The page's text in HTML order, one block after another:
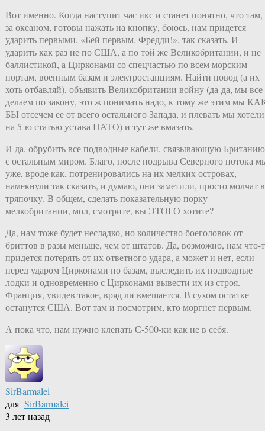
Вот именно. Когда наступит час икс и станет понятно, что там,
за океаном, готовы нажать на кнопку, боюсь, нам придется
ударить первыми. «Бей первым, Фредди!», так сказать. И
ударить как раз не по США, а по той же Великобритании, и не
баллистикой, а Цирконами со спецчастью по всем морским
портам, военным базам и электростанциям. Найти повод (а их
хоть отбавляй), объявить Великобритании войну (да-да, мы все
делаем по закону, это ж понимать надо, к тому же этим мы
БЫ отсечем ее от всего остального Запада, и плевать мы хотели
на 5-ю статью устава НАТО) и тут же вмазать.
И да, обрубить все подводные кабели, связывающую Британию
с остальным миром. Благо, после подрыва Северного потока
уже, вроде как, потренировались на их мелких островах,
намекнули так сказать, и думаю, они заметили, просто молчат в
тряпочку. В общем, сделать показательную порку
мелкобритании, мол, смотрите, вы ЭТОГО хотите?
Да, нам тоже будет несладко, но количество боеголовок от
бриттов в разы меньше, чем от штатов. Да, возможно, нам что-
придется потерять от их ответного удара, а может и нет, если
перед ударом Цирконами по базам, выследить их подводные
лодки и одновременно с Цирконами вывести их из строя.
Франция, увидев такое, вряд ли вмешается. В сухом остатке
останутся США. Вот там и посмотрим, кто моргнет первым.
А пока что, нам нужно клепать С-500-ки как не в себя.
SirBarmalei
для SirBarmalei
3 лет назад